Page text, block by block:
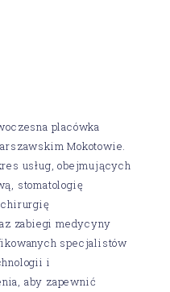
placówka
Mokotowie.
usług, obejmujących
stomatologię
zabiegi medycyny
specjalistów
i
aby zapewnić